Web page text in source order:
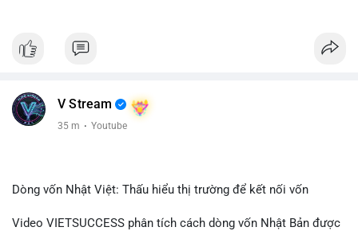
V Stream
35 m · Youtube
Dòng vốn Nhật Việt: Thấu hiểu thị trường để kết nối vốn
Video VIETSUCCESS phân tích cách dòng vốn Nhật Bản được